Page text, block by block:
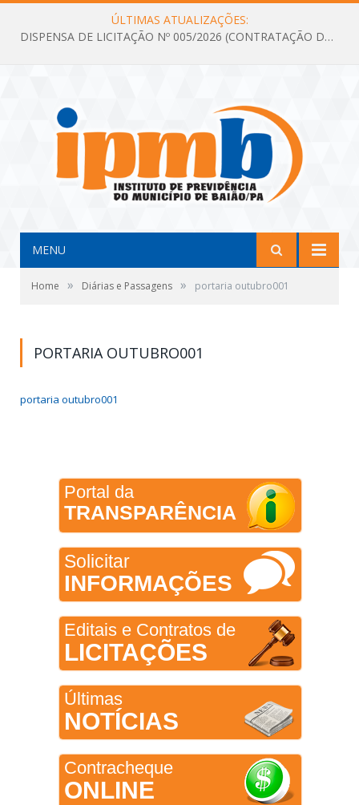
ÚLTIMAS ATUALIZAÇÕES:
DISPENSA DE LICITAÇÃO Nº 005/2026 (CONTRATAÇÃO DE SERVIÇOS TÉCNICOS DE CONSULTORIA E ASSESSORIA EM LICITAÇÃO COM ANÁLISE E ACOMPANHAMENTO DE PROCESSOS LICITATÓRIOS PARA ATENDER AS NECESSIDADES DO INSTITUTO DE PREVIDÊNCIA DO MUNICÍPIO DE BAIÃO – IPMB)
MENU
Home » Diárias e Passagens » portaria outubro001
PORTARIA OUTUBRO001
portaria outubro001
Portal da
TRANSPARÊNCIA
Solicitar
INFORMAÇÕES
Editais e Contratos de
LICITAÇÕES
Últimas
NOTÍCIAS
Contracheque
ONLINE